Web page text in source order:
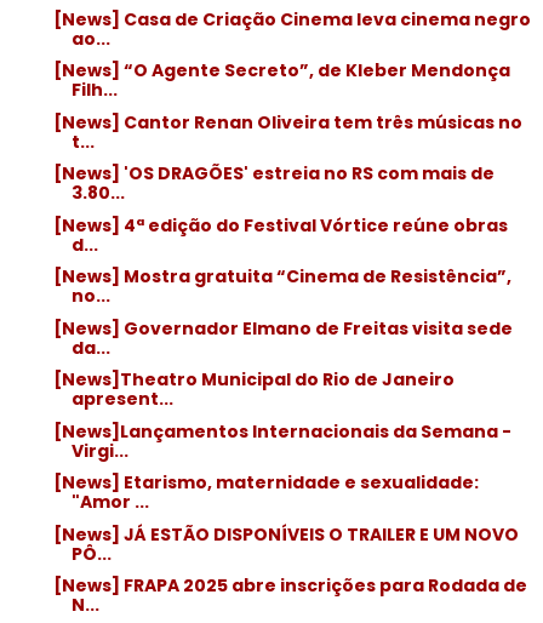
[News] Casa de Criação Cinema leva cinema negro
ao...
[News] “O Agente Secreto”, de Kleber Mendonça
Filh...
[News] Cantor Renan Oliveira tem três músicas no
t...
[News] 'OS DRAGÕES' estreia no RS com mais de
3.80...
[News] 4ª edição do Festival Vórtice reúne obras
d...
[News] Mostra gratuita “Cinema de Resistência”,
no...
[News] Governador Elmano de Freitas visita sede
da...
[News]Theatro Municipal do Rio de Janeiro
apresent...
[News]Lançamentos Internacionais da Semana -
Virgi...
[News] Etarismo, maternidade e sexualidade:
"Amor ...
[News] JÁ ESTÃO DISPONÍVEIS O TRAILER E UM NOVO
PÔ...
[News] FRAPA 2025 abre inscrições para Rodada de
N...